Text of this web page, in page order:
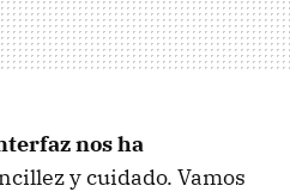
nos ha
y cuidado. Vamos